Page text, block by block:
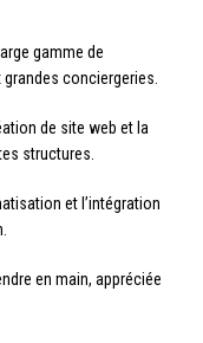
gamme de
conciergeries.
de site web et la
structures.
et l’intégration
en main, appréciée